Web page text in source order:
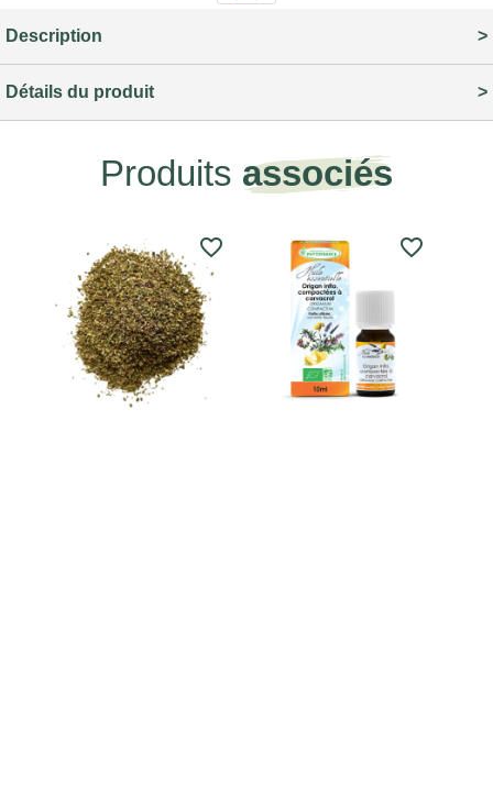
Description
Détails du produit
Produits associés
favorite_border favorite_border